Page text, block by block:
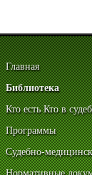
Главная
Библиотека
Кто есть Кто в
Программы
Судебно-